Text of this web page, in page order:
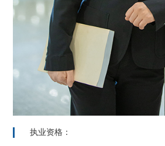
执业资格：